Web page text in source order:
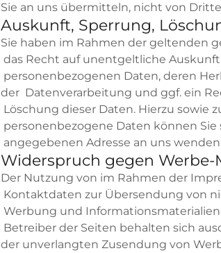
Sie an uns übermitteln, nicht von
Auskunft, Sperrung,
Sie haben im Rahmen der geltenden
das Recht auf unentgeltliche
personenbezogenen Daten, deren
der Datenverarbeitung und ggf. ein
Löschung dieser Daten. Hierzu sowie
personenbezogene Daten können
angegebenen Adresse an uns
Widerspruch gegen Werbe-
Der Nutzung von im Rahmen der
Kontaktdaten zur Übersendung von
Werbung und
Betreiber der Seiten behalten sich
der unverlangten Zusendung von